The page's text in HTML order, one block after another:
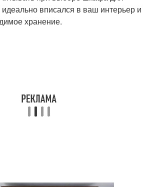
вписался в ваш интерьер и
хранение.